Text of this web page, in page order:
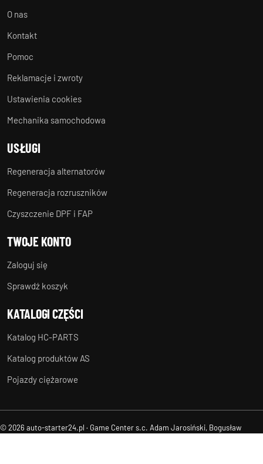
O nas
Kontakt
Pomoc
Reklamacje i zwroty
Ustawienia cookies
Mechanika samochodowa
USŁUGI
Regeneracja alternatorów
Regeneracja rozruszników
Czyszczenie DPF i FAP
TWOJE KONTO
Zaloguj się
Sprawdź koszyk
KATALOGI CZĘŚCI
Katalog HC-PARTS
Katalog produktów AS
Pojazdy ciężarowe
© 2026 auto-starter24.pl · Game Center s.c. Adam Jarosiński, Bogusław